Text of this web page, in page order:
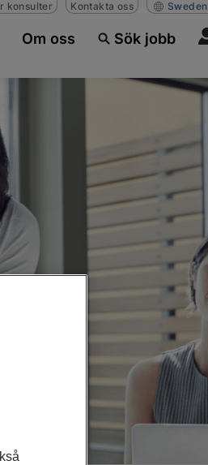
Om oss Sök jobb
konsulter Kontakta oss Sweden